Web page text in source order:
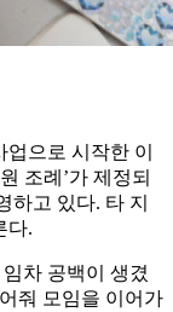
으로 시작한 이
조례’가 제정되
하고 있다. 타 지
다.
차 공백이 생겼
줘 모임을 이어가